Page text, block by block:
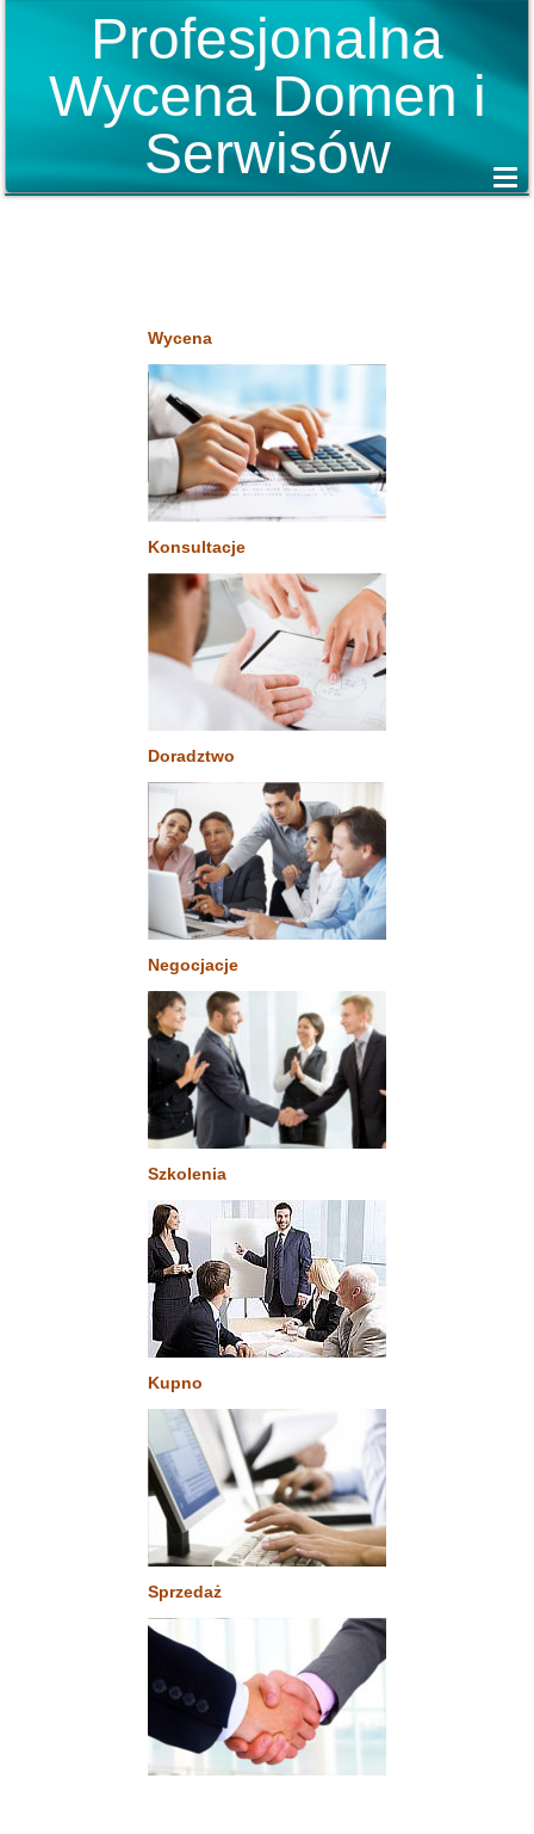
Profesjonalna
Wycena Domen i
Serwisów
Wycena
Konsultacje
Doradztwo
Negocjacje
Szkolenia
Kupno
Sprzedaż